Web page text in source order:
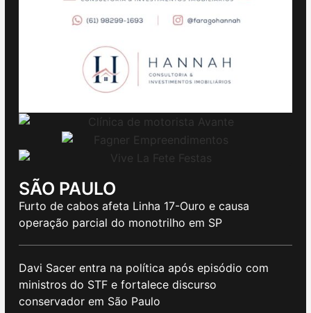
SÃO PAULO
Furto de cabos afeta Linha 17-Ouro e causa
operação parcial do monotrilho em SP
Davi Sacer entra na política após episódio com
ministros do STF e fortalece discurso
conservador em São Paulo